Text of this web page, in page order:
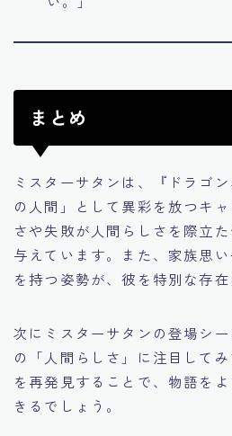
まとめ
ミスターサタンは、『ドラゴ
の人間」として異彩を放つキ
さや失敗が人間らしさを際立
与えています。また、家族思
を持つ姿勢が、彼を特別な存在
次にミスターサタンの登場シ
の「人間らしさ」に注目して
を再発見することで、物語を
きるでしょう。